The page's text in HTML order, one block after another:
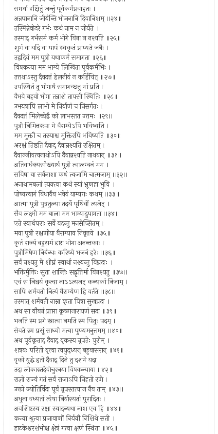
समर्था रक्षितुं जन्तुं पूर्वकर्मप्रवाहतः ।
अन्नपानानि जीर्यन्ति भोजनानि दिवानिशम् ॥२४॥
तस्मिन्नेवोदरे गर्भः कथं नाम न जीर्यते ।
तस्माद् गर्भसमं कर्म भोगे विना न नश्यति ॥२५॥
शुभं वा यदि वा पापं स्वकृतं प्राप्यते जनैः ।
तद्वदियं मम पुत्री यथाकर्म समागता ॥२६॥
विषकन्या मम भाग्ये लिखिता पूर्वकर्मभिः ।
तत्तथाऽस्तु दैवदत्तं हेलनीयं न कर्हिचित् ॥२७॥
उपस्थितं तु भोगार्थं समागच्छतु मां प्रति ।
वैभवे बहवो भोगा तन्नाशे तापसी स्थितिः ॥२८॥
उभयत्रापि लाभो मे निर्वाणं च निसर्गतः ।
दैवदत्तं मिलेच्चेद्वै को लाभस्तत उत्तमः ॥२९॥
पुत्री निमित्तरूपा मे वैराग्येऽपि भविष्यति ।
मम मुक्तौ च तस्याश्च मुक्तिरपि भविष्यति ॥३०॥
अरक्षं तिष्ठति दैवाद् दैवान्नश्यति रक्षितम् ।
दैवाज्जीवत्यनाथोऽपि दैवान्नश्यति नाथवान् ॥३१॥
अतिवार्धक्यसौख्यार्थं पुत्री त्वालम्बनं मम ।
सविषा वा सर्वनाशा कथं त्यजामि चात्मजाम् ॥३२॥
अनाथामबलां त्यक्त्वा कथं स्यां भ्रूणहा भुवि ।
पोष्यत्यागं विधायैव भवेयं याम्यगः कथम् ॥३३॥
आत्मा पुत्री पुत्रतुल्या तदर्थे पृथिवीं त्यजेत् ।
सैव लक्ष्मी मम बाला मम भाग्यादुपागता ॥३४॥
एते स्वार्थपराः सर्वे वदन्तु मनसेप्सितम् ।
मया पुत्री रक्षणीया वैराग्याय निवृत्तये ॥३५॥
कृतं राज्यं बहुसमं दृष्टा भोगा अनन्तकाः ।
पुत्रीमिषेण निर्बन्धः करिष्ये भजनं हरेः ॥३६॥
सर्वं नश्यतु मे शीघ्रं स्वार्था नश्यन्तु विघ्नदाः ।
भक्तिर्मुक्तिः सुता शान्तिः सद्वृत्तिर्मा विनश्यतु ॥३७॥
एवं स निश्चयं कृत्वा नाऽऽत्यजत् कन्यकां निजाम् ।
सापि शर्मवती नित्यं वैराग्येण हि वर्तते ॥३८॥
तस्मात् शर्मवती नाम्ना कृता पित्रा सुखप्रदा ।
अथ सा यौवनं प्राप्ता कृष्णनारायणं सदा ॥३९॥
भजति स्म प्रगे स्नात्वा नमति स्म पितुः पदम् ।
सेवते स्म प्रसूं साध्वी मत्वा पुण्यमनुत्तमम् ॥४०॥
अथ पूर्वकृताद् दैवाद् वृकस्य नृपतेः पुरीम् ।
शत्रवः परितो वृत्त्वा त्वयुद्ध्यन् बहुवासरान् ॥४१॥
वृको युद्धे हतो दैवाद् दिने तु दशमे यदा ।
तदा लोकास्तदेवोचुरनया विषकन्याया ॥४२॥
राज्ञो राज्यं गतं सर्वं राजाऽपि निहतो रणे ।
उक्तो ज्योतिर्विदा पूर्वं नृपस्तत्याज नैव ताम् ॥४३॥
अधुना वध्यतां त्वेषा निर्यास्यतां पुरादितः ।
अवशिष्टस्य रक्षा स्यादन्यथा नाश एव हि ॥४४॥
कन्या श्रुत्वा प्रजावाणीं निर्ययौ निशिथे सती ।
हाटकेश्वरशंभोश्च क्षेत्रं गत्वा क्षणं स्थिता ॥४५॥